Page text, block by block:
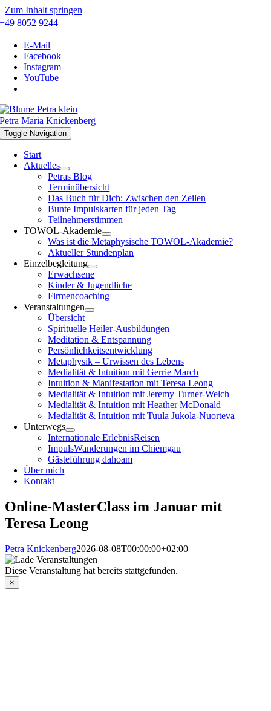
Zum Inhalt springen
+49 8052 9244
E-Mail
Facebook
Instagram
YouTube
Petra Maria Knickenberg
Toggle Navigation
Start
Aktuelles
Petras Blog
Terminübersicht
Das Buch für Dich: Zwischen den Zeilen
Bunte Impulskarten für jeden Tag
Teilnehmerstimmen
TOWOL-Akademie
Was ist die Metaphysische TOWOL-Akademie?
Aktueller Stundenplan
Einzelbegleitung
Erwachsene
Kinder & Jugendliche
Firmencoaching
Veranstaltungen
Übersicht
Spirituelle Heiler-Ausbildungen
Meditation & Entspannung
Persönlichkeitsentwicklung
Metaphysik – Urwissen des Lebens
Medialität & Intuition mit Gerrie March
Intuition & Manifestation mit Teresa Leong
Medialität & Intuition mit Jeremy Turner-Welch
Medialität & Intuition mit Heather McDonald
Medialität & Intuition mit Tuula Jukola-Nuorteva
Unterwegs
Internationale ErlebnisReisen
ImpulsWanderungen im Chiemgau
Gästeführung dahoam
Über mich
Kontakt
Online-MasterClass im Januar mit
Teresa Leong
Petra Knickenberg2026-08-08T00:00:00+02:00
Diese Veranstaltung hat bereits stattgefunden.
×